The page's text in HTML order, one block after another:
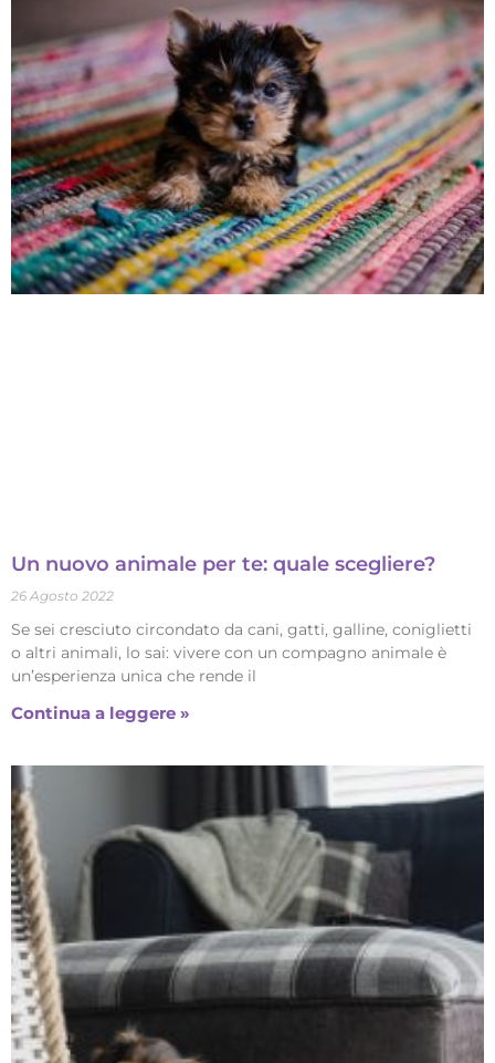
Un nuovo animale per te: quale scegliere?
26 Agosto 2022
Se sei cresciuto circondato da cani, gatti, galline, coniglietti
o altri animali, lo sai: vivere con un compagno animale è
un’esperienza unica che rende il
Continua a leggere »